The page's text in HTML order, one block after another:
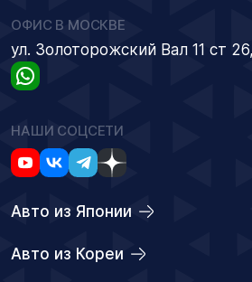
ОФИС В МОСКВЕ
ул. Золоторожский Вал 11 ст
НАШИ СОЦСЕТИ
Авто из Японии
Авто из Кореи